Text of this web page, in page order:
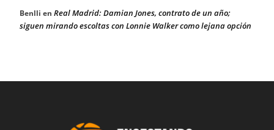
Benlli en Real Madrid: Damian Jones, contrato de un año;
siguen mirando escoltas con Lonnie Walker como lejana opción